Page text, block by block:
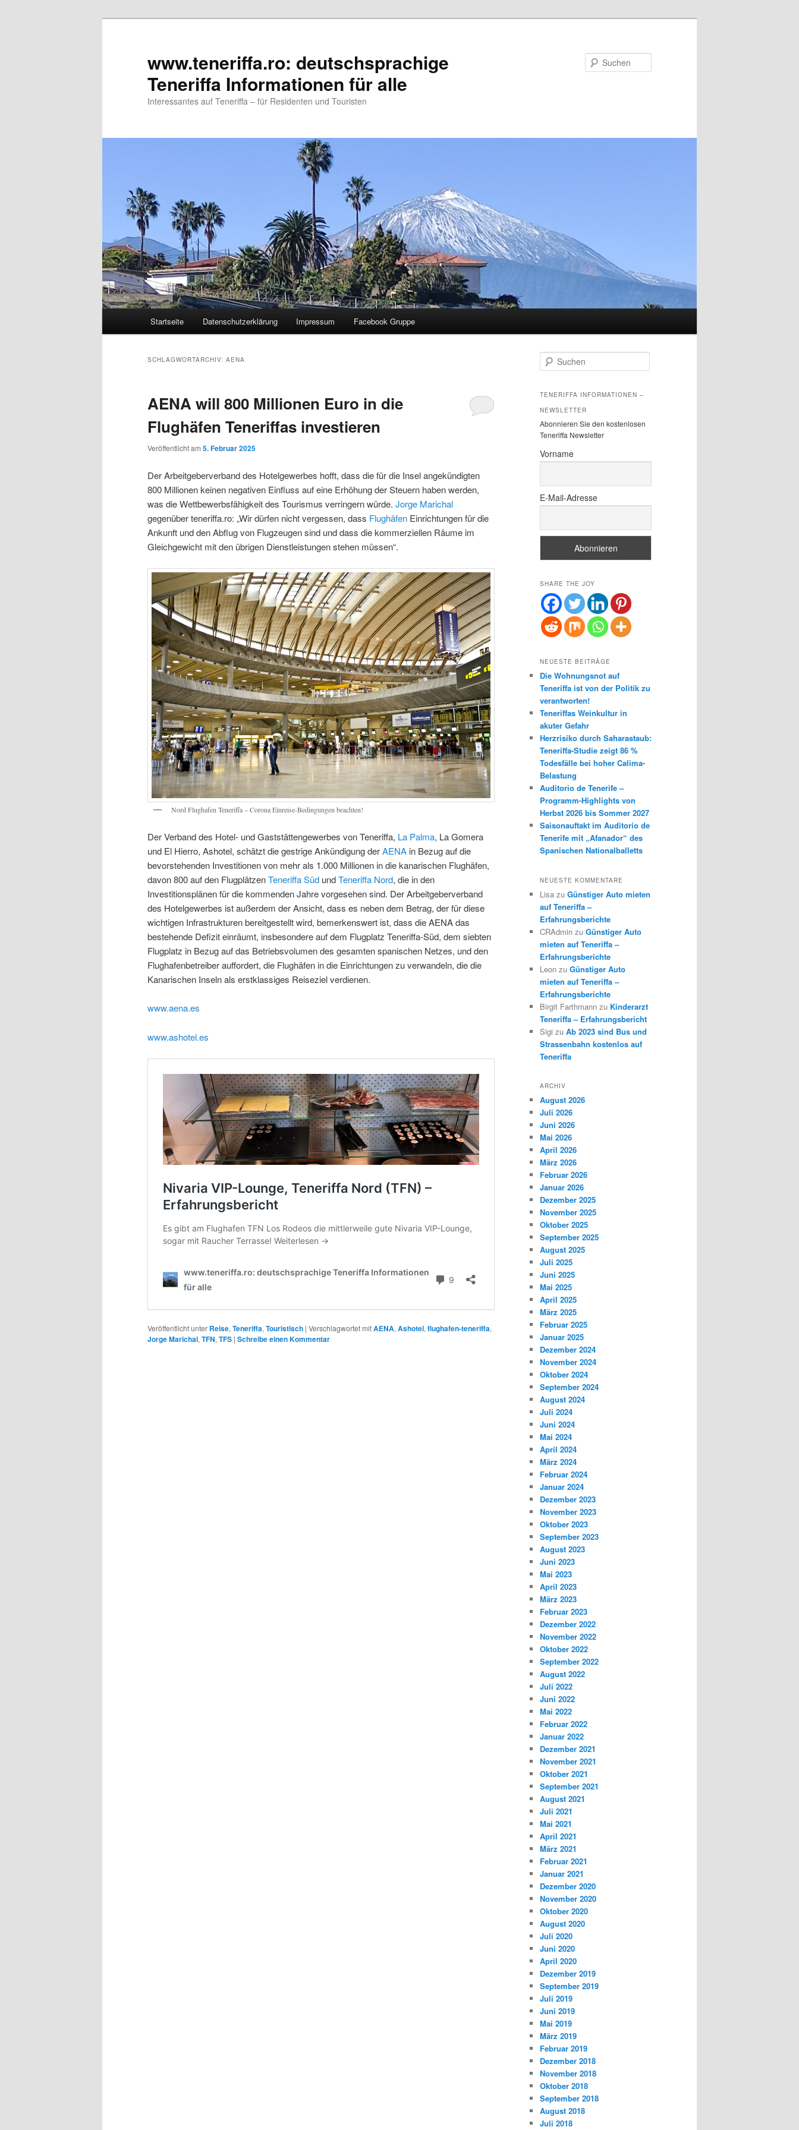
www.teneriffa.ro: deutschsprachige
Teneriffa Informationen für alle
Interessantes auf Teneriffa – für Residenten und Touristen
Zum
springen
Zum
springen
Startseite Datenschutzerklärung Impressum Facebook Gruppe
SCHLAGWORTARCHIV: AENA
AENA will 800 Millionen Euro in die
Flughäfen Teneriffas investieren
Veröffentlicht am 5. Februar 2025
Der Arbeitgeberverband des Hotelgewerbes hofft, dass die für die Insel angekündigten
800 Millionen keinen negativen Einfluss auf eine Erhöhung der Steuern haben werden,
was die Wettbewerbsfähigkeit des Tourismus verringern würde. Jorge Marichal
gegenüber teneriffa.ro: „Wir dürfen nicht vergessen, dass Flughäfen Einrichtungen für die
Ankunft und den Abflug von Flugzeugen sind und dass die kommerziellen Räume im
Gleichgewicht mit den übrigen Dienstleistungen stehen müssen“.
Nord Flughafen Teneriffa – Corona Einreise-Bedingungen beachten!
Der Verband des Hotel- und Gaststättengewerbes von Teneriffa, La Palma, La Gomera
und El Hierro, Ashotel, schätzt die gestrige Ankündigung derAENA in Bezug auf die
bevorstehenden Investitionen von mehr als 1.000 Millionen in die kanarischen Flughäfen,
davon 800 auf den FlugplätzenTeneriffa Süd undTeneriffa Nord, die in den
Investitionsplänen für die kommenden Jahre vorgesehen sind. Der Arbeitgeberverband
des Hotelgewerbes ist außerdem der Ansicht, dass es neben dem Betrag, der für diese
wichtigen Infrastrukturen bereitgestellt wird, bemerkenswert ist, dass die AENA das
bestehende Defizit einräumt, insbesondere auf dem Flugplatz Teneriffa-Süd, dem siebten
Flugplatz in Bezug auf das Betriebsvolumen des gesamten spanischen Netzes, und den
Flughafenbetreiber auffordert, die Flughäfen in die Einrichtungen zu verwandeln, die die
Kanarischen Inseln als erstklassiges Reiseziel verdienen.
www.aena.es
www.ashotel.es
Veröffentlicht unter Reise, Teneriffa, Touristisch | Verschlagwortet mitAENA, Ashotel, flughafen-teneriffa,
Jorge Marichal, TFN, TFS | Schreibe einen Kommentar
u
h
n
TENERIFFA INFORMATIONEN –
NEWSLETTER
Abonnieren Sie den kostenlosen
Teneriffa Newsletter
Vorname
E-Mail-Adresse
SHARE THE JOY
NEUESTE BEITRÄGE
Die Wohnungsnot auf
Teneriffa ist von der Politik zu
verantworten!
Teneriffas Weinkultur in
akuter Gefahr
Herzrisiko durch Saharastaub:
Teneriffa-Studie zeigt 86 %
Todesfälle bei hoher Calima-
Belastung
Auditorio de Tenerife –
Programm-Highlights von
Herbst 2026 bis Sommer 2027
Saisonauftakt im Auditorio de
Tenerife mit „Afanador“ des
Spanischen Nationalballetts
NEUESTE KOMMENTARE
Lisa zu Günstiger Auto mieten
auf Teneriffa –
Erfahrungsberichte
CRAdmin zu Günstiger Auto
mieten auf Teneriffa –
Erfahrungsberichte
Leon zu Günstiger Auto
mieten auf Teneriffa –
Erfahrungsberichte
Birgit Farthmann zu Kinderarzt
Teneriffa – Erfahrungsbericht
Sigi zu Ab 2023 sind Bus und
Strassenbahn kostenlos auf
Teneriffa
ARCHIV
August 2026
Juli 2026
Juni 2026
Mai 2026
April 2026
März 2026
Februar 2026
Januar 2026
Dezember 2025
November 2025
Oktober 2025
September 2025
August 2025
Juli 2025
Juni 2025
Mai 2025
April 2025
März 2025
Februar 2025
Januar 2025
Dezember 2024
November 2024
Oktober 2024
September 2024
August 2024
Juli 2024
Juni 2024
Mai 2024
April 2024
März 2024
Februar 2024
Januar 2024
Dezember 2023
November 2023
Oktober 2023
September 2023
August 2023
Juni 2023
Mai 2023
April 2023
März 2023
Februar 2023
Dezember 2022
November 2022
Oktober 2022
September 2022
August 2022
Juli 2022
Juni 2022
Mai 2022
Februar 2022
Januar 2022
Dezember 2021
November 2021
Oktober 2021
September 2021
August 2021
Juli 2021
Mai 2021
April 2021
März 2021
Februar 2021
Januar 2021
Dezember 2020
November 2020
Oktober 2020
August 2020
Juli 2020
Juni 2020
April 2020
Dezember 2019
September 2019
Juli 2019
Juni 2019
Mai 2019
März 2019
Februar 2019
Dezember 2018
November 2018
Oktober 2018
September 2018
August 2018
Juli 2018